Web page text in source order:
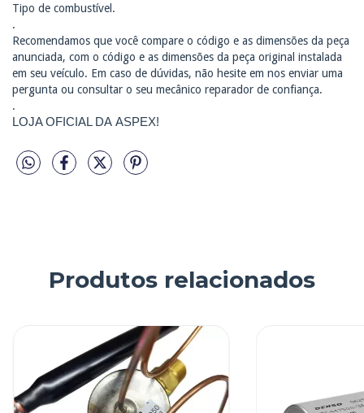
Tipo de combustível.
.
Recomendamos que você compare o código e as dimensões da peça
anunciada, com o código e as dimensões da peça original instalada
em seu veículo. Em caso de dúvidas, não hesite em nos enviar uma
pergunta ou consultar o seu mecânico reparador de confiança.
.
LOJA OFICIAL DA ASPEX!
Produtos relacionados